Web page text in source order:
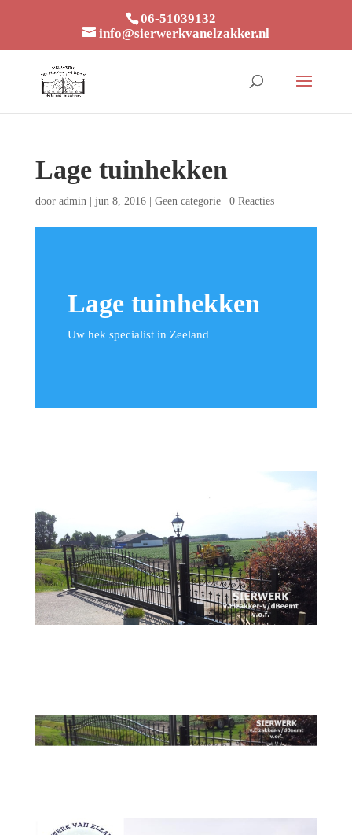
06-51039132
info@sierwerkvanelzakker.nl
Lage tuinhekken
door admin| jun 8, 2016| Geen categorie| 0 Reacties
Lage tuinhekken
Uw hek specialist in Zeeland